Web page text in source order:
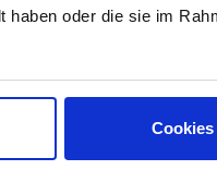
oder die sie im